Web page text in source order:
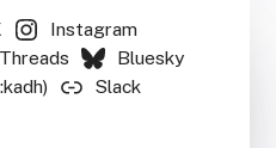
Instagram
Threads
Bluesky
Slack